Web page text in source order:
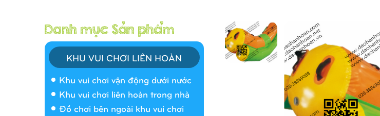
KHU VUI CHƠI LIÊN HOÀN
Khu vui chơi vận động dưới nước
Khu vui chơi liên hoàn trong nhà
Đồ chơi bên ngoài khu vui chơi